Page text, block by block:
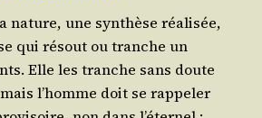
nature, une syn­thèse réa­li­sée,
qui résout ou tranche un
Elle les tranche sans doute
l’homme doit se rap­pe­ler